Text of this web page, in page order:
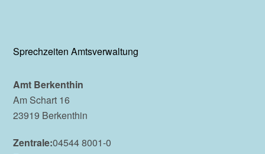
Sprechzeiten Amtsverwaltung
Amt Berkenthin
Am Schart 16
23919 Berkenthin
Zentrale:04544 8001-0